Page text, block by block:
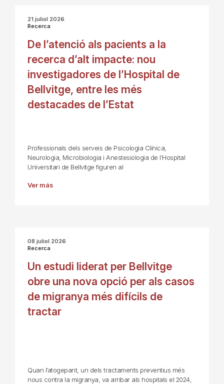
21 juliol 2026
Recerca
De l’atenció als pacients a la
recerca d’alt impacte: nou
investigadores de l’Hospital de
Bellvitge, entre les més
destacades de l’Estat
Professionals dels serveis de Psicologia Clínica,
Neurologia, Microbiologia i Anestesiologia de l’Hospital
Universitari de Bellvitge figuren al
Ver más
08 juliol 2026
Recerca
Un estudi liderat per Bellvitge
obre una nova opció per als casos
de migranya més difícils de
tractar
Quan l’atogepant, un dels tractaments preventius més
nous contra la migranya, va arribar als hospitals el 2024,